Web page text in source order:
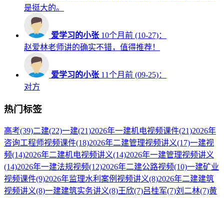
是挺大的。
爱学习的小张 10个月前 (10-27)：
赵爱林老师讲的确实不错，值得推荐！
爱学习的小张 11个月前 (09-25)：
对方
热门标签
高考(39)二建(22)一建(21)2026年一建机电视频课件(21)2026年
咨询工程师视频课件(18)2026年二建管理视频讲义(17)一建视
频(14)2026年二建机电视频讲义(14)2026年一建管理视频讲义
(14)2026年一建法规视频(12)2026年二建公路视频(10)一建矿业
视频课件(9)2026年监理水利案例视频讲义(8)2026年二建建筑
视频讲义(8)一建建筑实务讲义(8)王欣(7)吕桂军(7)刘二林(7)黄